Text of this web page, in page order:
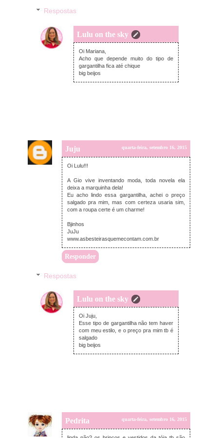
Respostas
Lulu on the sky
quarta-feira, setembro 16, 2015
Oi Mariana,
Acho que depende muito do tipo de
gargantilha fica até chique
big beijos
Juju quarta-feira, setembro 16, 2015
Oi Lulu!!!
A Gio vive inventando moda, toda novela ela
deixa a marquinha dela!
Eu acho lindo essa gargantilha, achei o preço
salgado pra mim, mas com certeza usaria sim,
com a roupa certe é um charme!
Bjinhos
JuJu
www.asbesteirasquemecontam.com.br
Responder
Respostas
Lulu on the sky
quarta-feira, setembro 16, 2015
Oi Juju,
Esse tipo de gargantilha não tem haver
com meu estilo, e o preço pra mim tb é
salgado
big beijos
Pedrita quarta-feira, setembro 16, 2015